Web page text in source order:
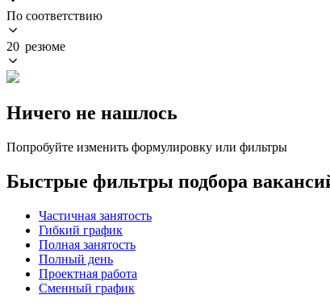
По соответствию
20 резюме
Ничего не нашлось
Попробуйте изменить формулировку или фильтры
Быстрые фильтры подбора
Частичная занятость
Гибкий график
Полная занятость
Полный день
Проектная работа
Сменный график